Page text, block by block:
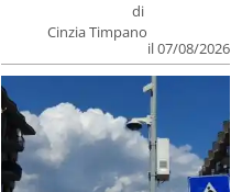
di
Cinzia Timpano
il 07/08/2026